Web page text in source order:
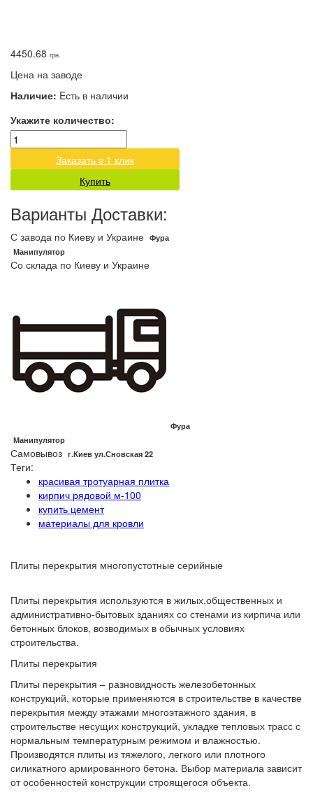
4450.68 грн.
Цена на заводе
Наличие: Eсть в наличии
Укажите количество:
Заказать в 1 клик
Купить
Варианты Доставки:
С завода по Киеву и Украине Фура
Манипулятор
Со склада по Киеву и Украине
Фура
Манипулятор
Самовывоз г.Киев ул.Сновская 22
Теги:
красивая тротуарная плитка
кирпич рядовой м-100
купить цемент
материалы для кровли
Плиты перекрытия многопустотные серийные
Плиты перекрытия используются в жилых,общественных и
административно-бытовых зданиях со стенами из кирпича или
бетонных блоков, возводимых в обычных условиях
строительства.
Плиты перекрытия
Плиты перекрытия – разновидность железобетонных
конструкций, которые применяются в строительстве в качестве
перекрытия между этажами многоэтажного здания, в
строительстве несущих конструкций, укладке тепловых трасс с
нормальным температурным режимом и влажностью.
Производятся плиты из тяжелого, легкого или плотного
силикатного армированного бетона. Выбор материала зависит
от особенностей конструкции строящегося объекта.